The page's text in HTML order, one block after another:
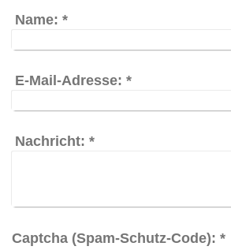
Name: *
E-Mail-Adresse: *
Nachricht: *
Captcha (Spam-Schutz-Code): *